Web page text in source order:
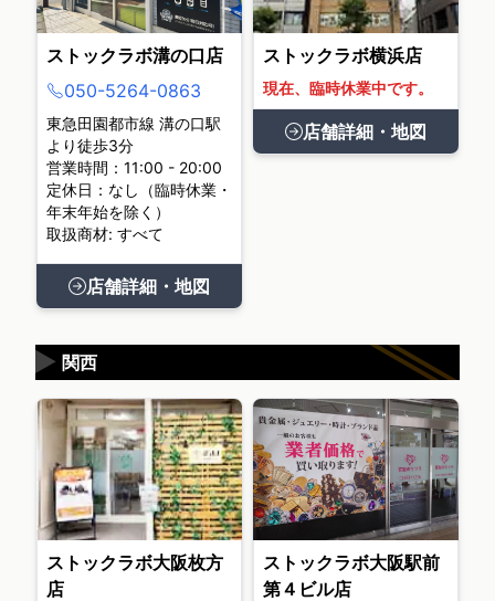
ストックラボ溝の口店
050-5264-0863
東急田園都市線 溝の口駅
より徒歩3分
営業時間：11:00 - 20:00
定休日：なし（臨時休業・
年末年始を除く）
取扱商材: すべて
店舗詳細・地図
ストックラボ横浜店
現在、臨時休業中です。
店舗詳細・地図
関西
▶
ストックラボ大阪枚方
店
ストックラボ大阪駅前
第４ビル店